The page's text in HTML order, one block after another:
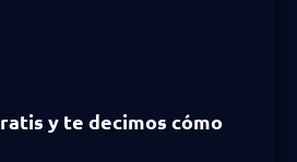
y te decimos cómo